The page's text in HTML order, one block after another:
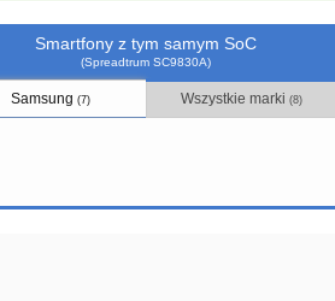
Smartfony z tym samym SoC
(Spreadtrum SC9830A)
Samsung(7) Wszystkie marki (8)